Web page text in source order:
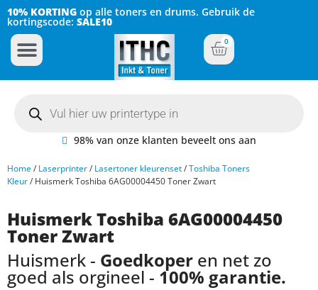
10% KORTING op alle toners en drums. Gebruik de
kortingscode: SALE10
0
98% van onze klanten beveelt ons aan
Home/ Laserprinter/ Lasertoner kleurenset/Toshiba Toners
Kleur/ Huismerk Toshiba 6AG00004450 Toner Zwart
Huismerk Toshiba 6AG00004450
Toner Zwart
Huismerk - Goedkoper en net zo
goed als orgineel - 100% garantie.